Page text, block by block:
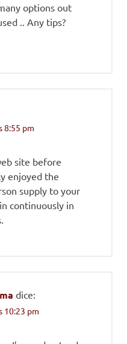
options out
.. Any tips?
8:55 pm
site before
enjoyed the
supply to your
continuously in
dice:
10:23 pm